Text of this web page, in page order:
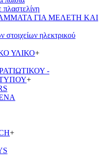
ΓΙΑ ΜΕΛΕΤΗ ΚΑΙ
ηλεκτρικού
ΥΛΙΚΟ+
-
+
+